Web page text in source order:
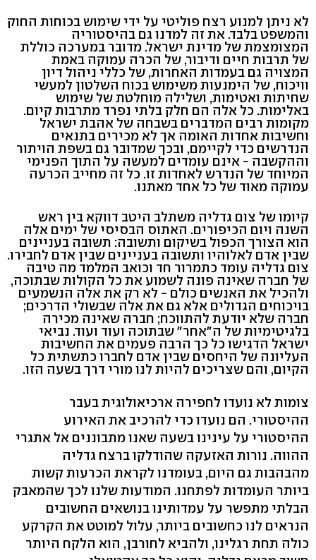
לא ניתן למנוע רצח פוליטי על ידי שימוש בכוחות החוק
והמשפט בלבד. את זה למדנו גם בהיסטוריה
המצומצמת של מדינת ישראל. מדובר במערכה כוללת
של תרבות חיים ודיבור, של הכרה עמוקה באמת
המצויה גם בעמדות האחרות, של כללי ניהול דיון
וויכוח, של הימנעות משימוש בכוח השלטון למעשי
שחיתות ואטימות, ושלילה מוחלטת של שימוש
באלימות. כל אלה הם חלק בלתי נפרד מתרבות קיום.
מקומות רבים המדברים בשבחה של אהבת ישראל
וחשיבות אחדות האומה אך לא מכירים בתנאים
הנדרשים כדי לקיימם, ובכך שמדובר גם בשפת הויתור
וההקשבה - אינם עומדים למעשה על התוך הפנימי
המיוחד של הנדרש לאחדות זו. כל זה מחייב הכרעה
עמוקה מאוד של כל אחד מאתנו.
קיומו של צום גדליה משתלב היטב דווקא בין ראש
השנה ויום הכיפורים. האתוס הבסיסי של ימים אלה
הוא הצורך הכפול בשיקום ותשובה: תשובה בעניינים
שבין אדם לאלוהיו ותשובה בעניינים שבין אדם לחבירו.
צום גדליה עומד כתמרור חד וכואב המלמד מה טיבה
של חברה שאינה פונה לשמוע את כל הקולות שבתוכה,
ולהכיל את האנשים כולם - לא רק את אלה הנשמעים
בויכוחים הגדולים אלא גם את אלה שבשולי הדרכים;
חברה שלא יודעת להתווכח; חברה שאינה מכירה
בלגיטימיות של ה"אחר" שבתוכה ועוד ועוד. נביאי
ישראל הדגישו כל כך הרבה פעמים את החשיבות
העליונה של היחסים שבין אדם לחברו כתשתית כל
הקיום, והם שצריכים להיות לנו מורי דרך בשעה הזו.
צומות לא נועדו לחפירה ארכיאולוגית בעבר
ההיסטורי. הם נועדו כדי להרכיב את האירוע
ההיסטורי על עינינו בשעה שאנו מתבוננים אל אתגרי
ההווה. נורות האזעקה שהודלקו ברצח גדליה
מהבהבות גם היום, בעומדנו לקראת הכרעות קשות
ביותר העומדות לפתחנו. המודעות שלנו לכך שהמאבק
הבלתי מתפשר על עמדותינו בנושאים החשובים
הנראים לנו כחשובים ביותר, עלול למוטט את הקרקע
כולה תחת רגלינו, ולהביא לחורבן, הוא הלקח היותר